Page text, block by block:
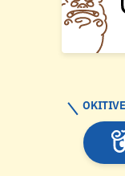
OKITIVE